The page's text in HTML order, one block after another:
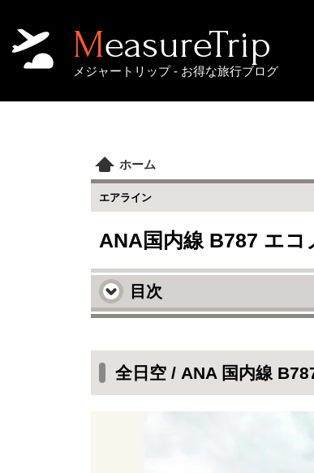
MeasureTrip
メジャートリップ - お得な旅行ブログ
ホーム
エアライン
ANA国内線 B787 エ
目次
ANA チェックインカウンタ
ANA B797-9の機内の様子
全日空 / ANA 国内線